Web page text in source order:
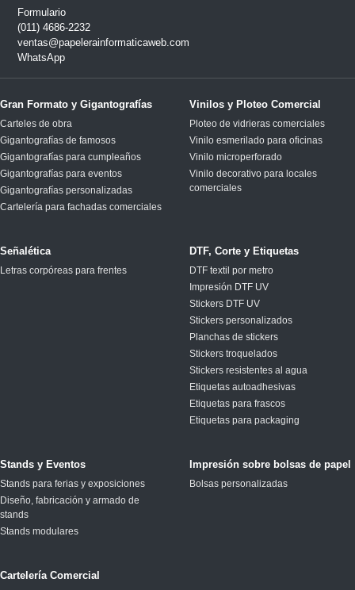
Formulario
(011) 4686-2232
ventas@papelerainformaticaweb.com
WhatsApp
Gran Formato y Gigantografías
Carteles de obra
Gigantografías de famosos
Gigantografías para cumpleaños
Gigantografías para eventos
Gigantografías personalizadas
Cartelería para fachadas comerciales
Vinilos y Ploteo Comercial
Ploteo de vidrieras comerciales
Vinilo esmerilado para oficinas
Vinilo microperforado
Vinilo decorativo para locales
comerciales
Señalética
Letras corpóreas para frentes
DTF, Corte y Etiquetas
DTF textil por metro
Impresión DTF UV
Stickers DTF UV
Stickers personalizados
Planchas de stickers
Stickers troquelados
Stickers resistentes al agua
Etiquetas autoadhesivas
Etiquetas para frascos
Etiquetas para packaging
Stands y Eventos
Stands para ferias y exposiciones
Diseño, fabricación y armado de
stands
Stands modulares
Impresión sobre bolsas de papel
Bolsas personalizadas
Cartelería Comercial